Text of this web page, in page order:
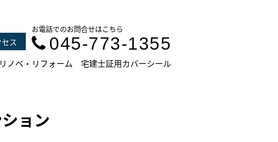
お電話でのお問合せはこちら
045-773-1355
ス
リノベ・リフォーム 宅建士証用カバーシール
ョン